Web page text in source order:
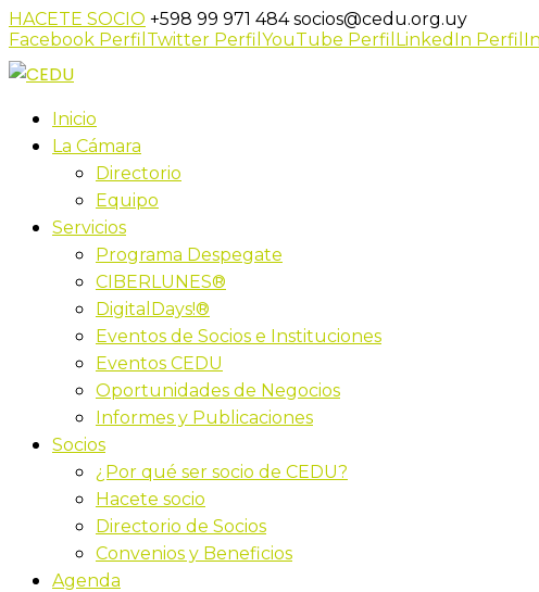
HACETE SOCIO +598 99 971 484socios@cedu.org.uy
Facebook Perfil Twitter Perfil YouTube Perfil LinkedIn Perfil
Inicio
La Cámara
Directorio
Equipo
Servicios
Programa Despegate
CIBERLUNES®
DigitalDays!®
Eventos de Socios e Instituciones
Eventos CEDU
Oportunidades de Negocios
Informes y Publicaciones
Socios
¿Por qué ser socio de CEDU?
Hacete socio
Directorio de Socios
Convenios y Beneficios
Agenda